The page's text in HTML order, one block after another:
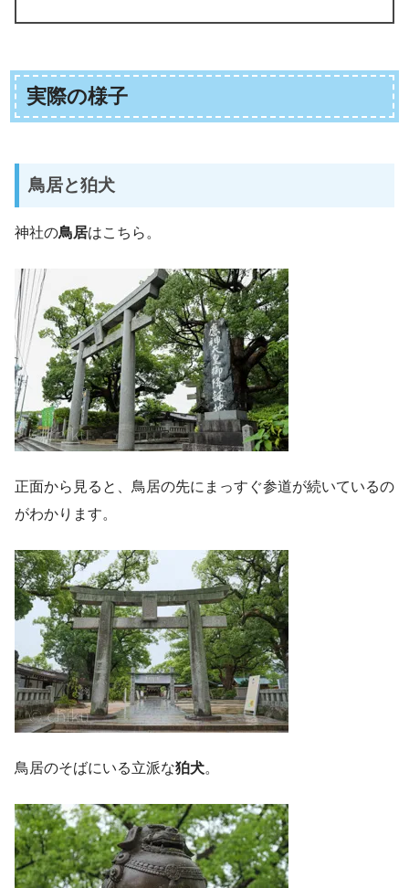
実際の様子
鳥居と狛犬
神社の鳥居はこちら。
正面から見ると、鳥居の先にまっすぐ参道が続いているの
がわかります。
鳥居のそばにいる立派な狛犬。